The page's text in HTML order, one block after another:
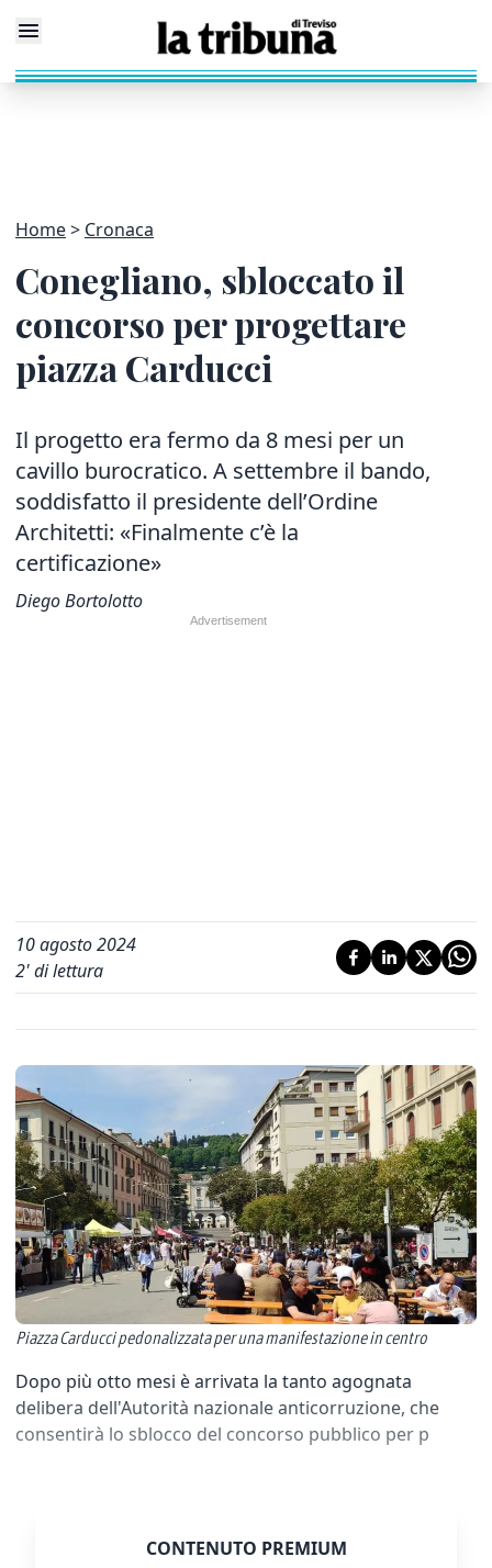
Home Cronaca
Conegliano, sbloccato il
concorso per progettare
piazza Carducci
Il progetto era fermo da 8 mesi per un
cavillo burocratico. A settembre il bando,
soddisfatto il presidente dell’Ordine
Architetti: «Finalmente c’è la
certificazione»
Diego Bortolotto
10 agosto 2024
2' di lettura
Piazza Carducci pedonalizzata per una manifestazione in centro
Dopo più otto mesi è arrivata la tanto agognata
delibera dell'Autorità nazionale anticorruzione, che
consentirà lo sblocco del concorso pubblico per p
CONTENUTO PREMIUM